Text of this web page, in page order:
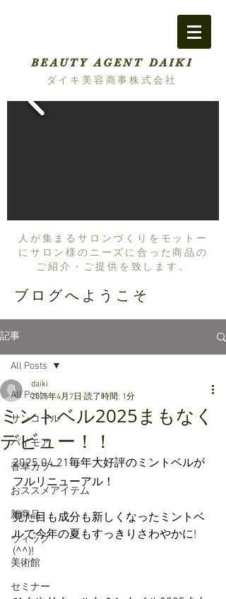
BEAUTY AGENT DAIKI
ダイキ美容商事株式会社
人が集まるサロンづくりをモットー
にサロン様のニーズに合った商品の
ご紹介・ご提供を致します。
ブログへようこそ
記事
All Posts
サンコール
パイモア
香草カラー
おススメアイテム
新商品
ウィッグ
美術館
セミナー
All Posts
ミントベル2025まもなく
デビュー！！
daiki
2025年4月7日 読了時間: 1分
2025.04.21毎年大好評のミントベルが
フルリニューアル！
見た目も成分も新しくなったミントベ
ルで今年の夏もすっきりさわやかに!
(^^)!